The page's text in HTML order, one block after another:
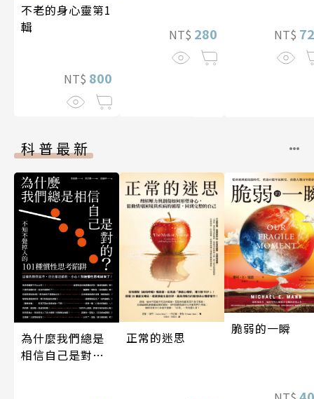
不老的身心靈第1
輯
NT$ 800
NT$ 280
NT$
科普最新
為什麼我們總是
相信自己是對
正常的迷思
脆弱的一瞬